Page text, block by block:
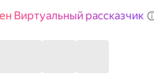
Виртуальный рассказчик